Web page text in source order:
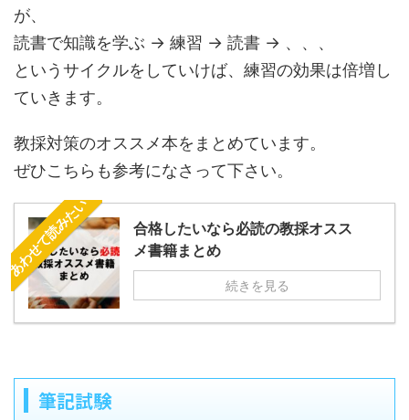
が、
読書で知識を学ぶ → 練習 → 読書 → 、、、
というサイクルをしていけば、練習の効果は倍増し
ていきます。
教採対策のオススメ本をまとめています。
ぜひこちらも参考になさって下さい。
あわせて読みたい
合格したいなら必読の教採オスス
メ書籍まとめ
続きを見る
筆記試験